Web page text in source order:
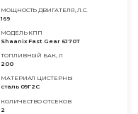
МОЩНОСТЬ ДВИГАТЕЛЯ, Л.С.
169
МОДЕЛЬ КПП
Shaanix Fast Gear 6J70T
ТОПЛИВНЫЙ БАК, Л
200
МАТЕРИАЛ ЦИСТЕРНЫ
сталь 09Г2С
КОЛИЧЕСТВО ОТСЕКОВ
2